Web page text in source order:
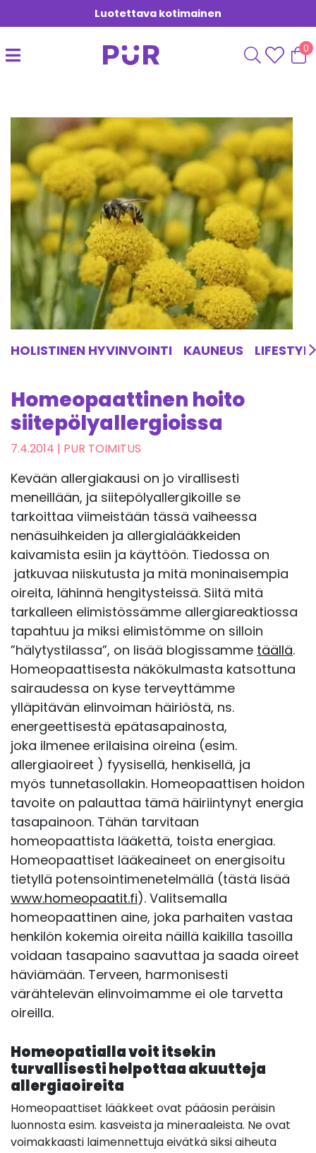
Luotettava kotimainen
0
HOLISTINEN HYVINVOINTI KAUNEUS LIFESTYLE
Homeopaattinen hoito
siitepölyallergioissa
7.4.2014 | PUR TOIMITUS
Kevään allergiakausi on jo virallisesti
meneillään, ja siitepölyallergikoille se
tarkoittaa viimeistään tässä vaiheessa
nenäsuihkeiden ja allergialääkkeiden
kaivamista esiin ja käyttöön. Tiedossa on
jatkuvaa niiskutusta ja mitä moninaisempia
oireita, lähinnä hengitysteissä. Siitä mitä
tarkalleen elimistössämme allergiareaktiossa
tapahtuu ja miksi elimistömme on silloin
”hälytystilassa”, on lisää blogissamme täällä.
Homeopaattisesta näkökulmasta katsottuna
sairaudessa on kyse terveyttämme
ylläpitävän elinvoiman häiriöstä, ns.
energeettisestä epätasapainosta,
joka ilmenee erilaisina oireina (esim.
allergiaoireet ) fyysisellä, henkisellä, ja
myös tunnetasollakin. Homeopaattisen hoidon
tavoite on palauttaa tämä häiriintynyt energia
tasapainoon. Tähän tarvitaan
homeopaattista lääkettä, toista energiaa.
Homeopaattiset lääkeaineet on energisoitu
tietyllä potensointimenetelmällä (tästä lisää
www.homeopaatit.fi). Valitsemalla
homeopaattinen aine, joka parhaiten vastaa
henkilön kokemia oireita näillä kaikilla tasoilla
voidaan tasapaino saavuttaa ja saada oireet
häviämään. Terveen, harmonisesti
värähtelevän elinvoimamme ei ole tarvetta
oireilla.
Homeopatialla voit itsekin
turvallisesti helpottaa akuutteja
allergiaoireita
Homeopaattiset lääkkeet ovat pääosin peräisin
luonnosta esim. kasveista ja mineraaleista. Ne ovat
voimakkaasti laimennettuja eivätkä siksi aiheuta